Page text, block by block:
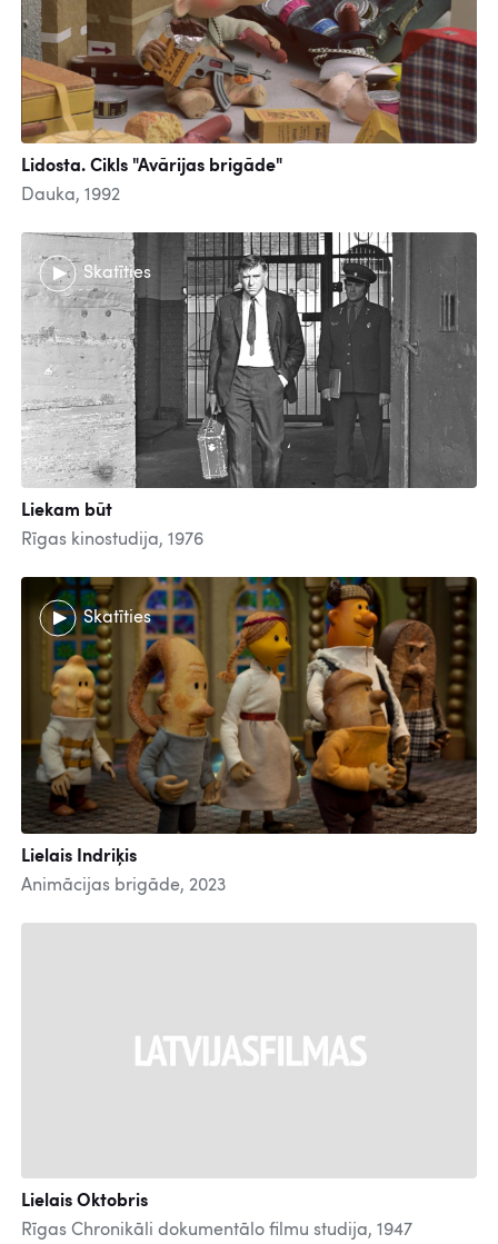
Lidosta. Cikls "Avārijas brigāde"
Dauka, 1992
Skatīties
Liekam būt
Rīgas kinostudija, 1976
Skatīties
Lielais Indriķis
Animācijas brigāde, 2023
Lielais Oktobris
Rīgas Chronikāli dokumentālo filmu studija, 1947